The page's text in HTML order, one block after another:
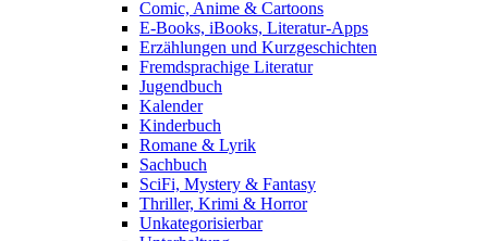
Comic, Anime & Cartoons
E-Books, iBooks, Literatur-Apps
Erzählungen und Kurzgeschichten
Fremdsprachige Literatur
Jugendbuch
Kalender
Kinderbuch
Romane & Lyrik
Sachbuch
SciFi, Mystery & Fantasy
Thriller, Krimi & Horror
Unkategorisierbar